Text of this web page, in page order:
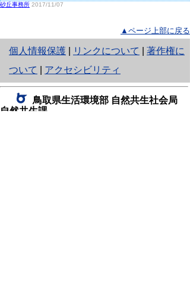
砂丘事務所 2017/11/07
▲ページ上部に戻る
個人情報保護
と
り
ネ
ッ
リンクについて
著作権に
ついて
アクセシビリティ
鳥取県生活環境部 自然共生社会局
自然共生課